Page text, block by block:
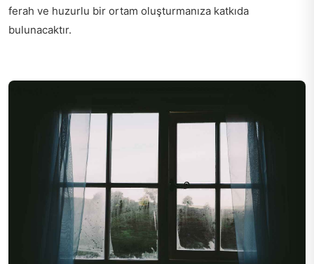
ferah ve huzurlu bir ortam oluşturmanıza katkıda
bulunacaktır.